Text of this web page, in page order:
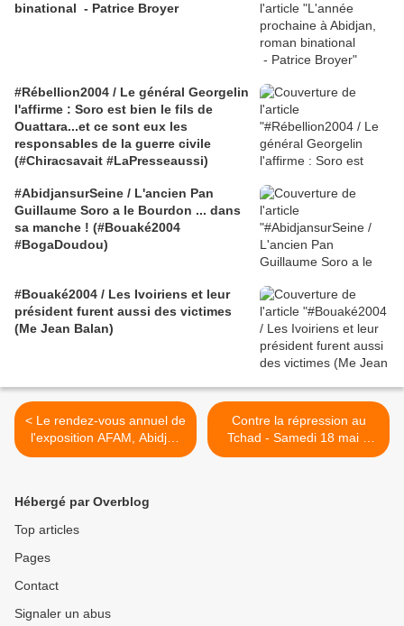
binational - Patrice Broyer
#Rébellion2004 / Le général Georgelin
l'affirme : Soro est bien le fils de
Ouattara...et ce sont eux les
responsables de la guerre civile
(#Chiracsavait #LaPresseaussi)
#AbidjansurSeine / L'ancien Pan
Guillaume Soro a le Bourdon ... dans
sa manche ! (#Bouaké2004
#BogaDoudou)
#Bouaké2004 / Les Ivoiriens et leur
président furent aussi des victimes
(Me Jean Balan)
< Le rendez-vous annuel de
l'exposition AFAM, Abidjan
Fashion Market 2013
Contre la répression au
Tchad - Samedi 18 mai à
13H au Trocadéro >
Hébergé par Overblog
Top articles
Pages
Contact
Signaler un abus